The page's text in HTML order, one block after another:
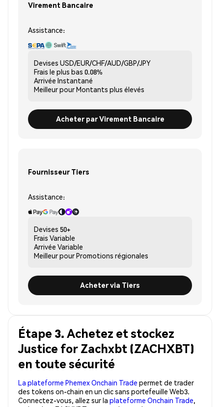
Virement Bancaire
Assistance:
Devises USD/EUR/CHF/AUD/GBP/JPY
Frais le plus bas 0.08%
Arrivée Instantané
Meilleur pourMontants plus élevés
Acheter par Virement Bancaire
Fournisseur Tiers
Assistance:
Devises 50+
Frais Variable
Arrivée Variable
Meilleur pourPromotions régionales
Acheter via Tiers
Étape 3. Achetez et stockez
Justice for Zachxbt (ZACHXBT)
en toute sécurité
La plateforme Phemex Onchain Trade permet de trader
des tokens on-chain en un clic sans portefeuille Web3.
Connectez-vous, allez sur la plateforme Onchain Trade,